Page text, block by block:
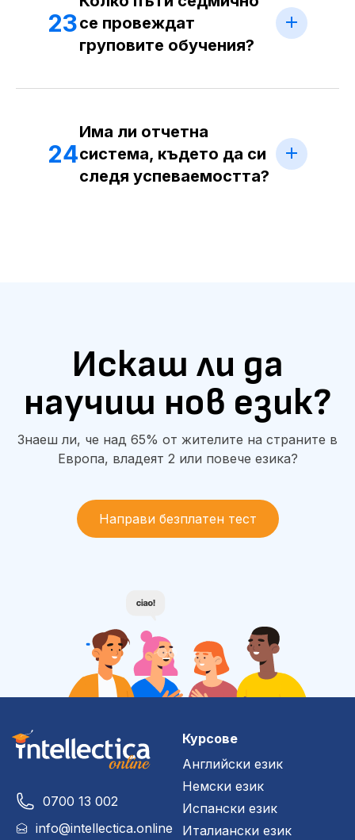
23се провеждат
груповите обучения?
24
Има ли отчетна
система, където да си
следя успеваемостта?
Искаш ли да
научиш нов език?
Знаеш ли, че над 65% от жителите на страните в
Европа, владеят 2 или повече езика?
Направи безплатен тест
0700 13 002
info@intellectica.online
Курсове
Английски език
Немски език
Испански език
Италиански език